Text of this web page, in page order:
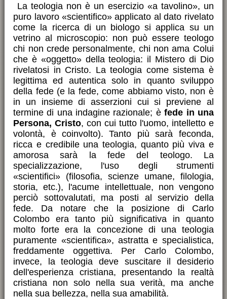
La teologia non è un esercizio «a tavolino», un
puro lavoro «scientifico» applicato al dato rivelato
come la ricerca di un biologo si applica su un
vetrino al microscopio: non può essere teologo
chi non crede personalmente, chi non ama Colui
che è «oggetto» della teologia: il Mistero di Dio
rivelatosi in Cristo. La teologia come sistema è
legittima ed autentica solo in quanto sviluppo
della fede (e la fede, come abbiamo visto, non è
in un insieme di asserzioni cui si previene al
termine di una indagine razionale; èfede in una
Persona, Cristo, con cui tutto l'uomo, intelletto e
volontà, è coinvolto). Tanto più sarà feconda,
ricca e credibile una teologia, quanto più viva e
amorosa sarà la fede del teologo. La
specializzazione, l'uso degli strumenti
«scientifici» (filosofia, scienze umane, filologia,
storia, etc.), l'acume intellettuale, non vengono
perciò sottovalutati, ma posti al servizio della
fede. Da notare che la posizione di Carlo
Colombo era tanto più significativa in quanto
molto forte era la concezione di una teologia
puramente «scientifica», astratta e specialistica,
freddamente oggettiva. Per Carlo Colombo,
invece, la teologia deve suscitare il desiderio
dell'esperienza cristiana, presentando la realtà
cristiana non solo nella sua verità, ma anche
nella sua bellezza, nella sua amabilità.